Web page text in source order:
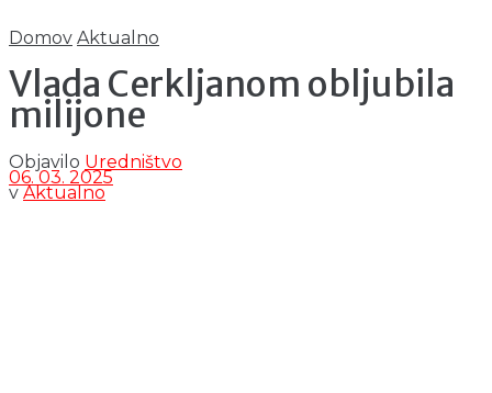
Domov Aktualno
Vlada Cerkljanom obljubila
milijone
Objavilo Uredništvo
06. 03. 2025
v Aktualno